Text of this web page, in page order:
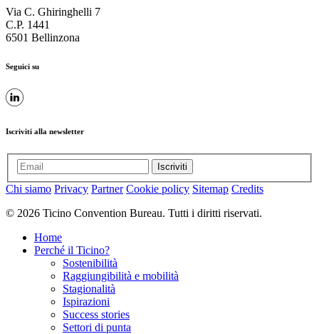
Via C. Ghiringhelli 7
C.P. 1441
6501 Bellinzona
Seguici su
Iscriviti alla newsletter
Iscriviti
Chi siamo Privacy Partner Cookie policy Sitemap Credits
© 2026 Ticino Convention Bureau. Tutti i diritti riservati.
Home
Perché il Ticino?
Sostenibilità
Raggiungibilità e mobilità
Stagionalità
Ispirazioni
Success stories
Settori di punta